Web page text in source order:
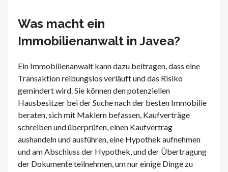
Was macht ein
Immobilienanwalt in Javea?
Ein Immobilienanwalt kann dazu beitragen, dass eine
Transaktion reibungslos verläuft und das Risiko
gemindert wird. Sie können den potenziellen
Hausbesitzer bei der Suche nach der besten Immobilie
beraten, sich mit Maklern befassen, Kaufverträge
schreiben und überprüfen, einen Kaufvertrag
aushandeln und ausführen, eine Hypothek aufnehmen
und am Abschluss der Hypothek, und der Übertragung
der Dokumente teilnehmen, um nur einige Dinge zu